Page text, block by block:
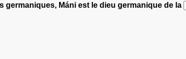
germaniques, Máni est le dieu germanique de la